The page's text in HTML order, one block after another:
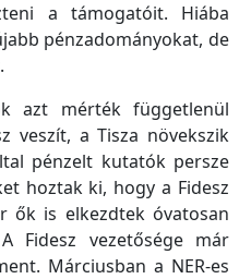
a támogatóit. Hiába
pénzadományokat, de
azt mérték függetlenül
veszít, a Tisza növekszik
pénzelt kutatók persze
hoztak ki, hogy a Fidesz
ők is elkezdtek óvatosan
Fidesz vezetősége már
Márciusban a NER-es